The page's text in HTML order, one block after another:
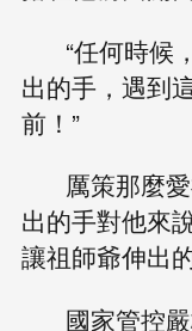
“任何時候
出的手，遇到
前！”
厲策那麼
出的手對他來
讓祖師爺伸出
國家管控